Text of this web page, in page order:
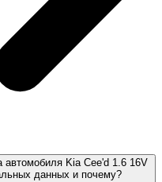
автомобиля Kia Cee'd 1.6 16V
данных и почему?